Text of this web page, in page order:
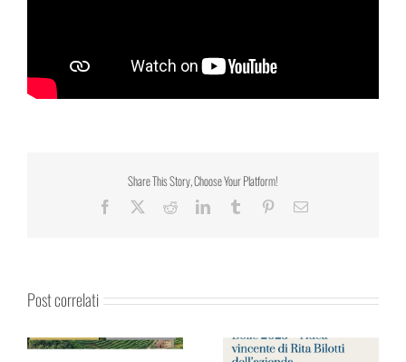
Share This Story, Choose Your Platform!
Facebook RedditLinkedInTumblr PinterestEmail
Post correlati